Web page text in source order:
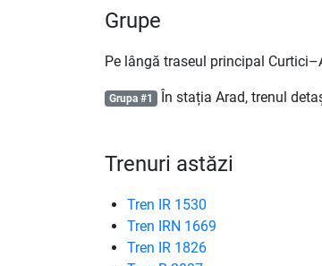
Grupe
Pe lângă traseul principal
Grupa #1 În stația Arad, trenul
Trenuri astăzi
Tren IR 1530
Tren IRN 1669
Tren IR 1826